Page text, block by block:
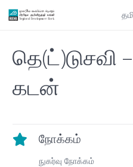
தெ(ட்)டுசவி
கடன்
நோக்கம்
நுகர்வு நோக்கம்